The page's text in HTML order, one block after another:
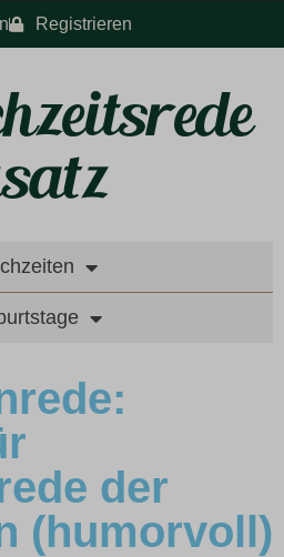
Registrieren
der
(humorvoll)